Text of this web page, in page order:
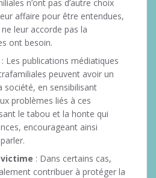
n’ont pas d’autre choix
affaire pour être entendues,
leur accorde pas la
ont besoin.
: Les publications médiatiques
peuvent avoir un
société, en sensibilisant
problèmes liés à ces
le tabou et la honte qui
encourageant ainsi
: Dans certains cas,
contribuer à protéger la